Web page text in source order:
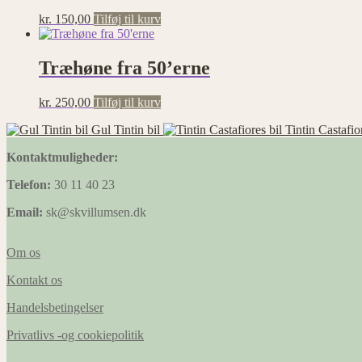
kr. 150,00 Tilføj til kurv
Træhøne fra 50’erne
kr. 250,00 Tilføj til kurv
Gul Tintin bil
Tintin
Kontaktmuligheder:
Telefon: 30 11 40 23
Email: sk@skvillumsen.dk
Om os
Kontakt os
Handelsbetingelser
Privatlivs -og cookiepolitik